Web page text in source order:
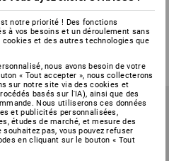
Accessoires pour pompe à
1 variante
(TTC) à p. de 6 Pièces
notre priorité ! Des fonctions
à vos besoins et un déroulement sans
et des autres technologies que
nous avons besoin de votre
« Tout accepter », nous collecterons
sur notre site via des cookies et
basés sur l'IA), ainsi que des
Nous utiliserons ces données
et publicités personnalisées,
études de marché, et mesure des
pas, vous pouvez refuser
en cliquant sur le bouton « Tout